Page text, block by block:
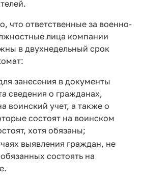
что ответственные за военно-
лица компании
в двухнедельный срок
занесения в документы
сведения о гражданах,
воинский учет, а также о
состоят на воинском
хотя обязаны;
выявления граждан, не
состоять на